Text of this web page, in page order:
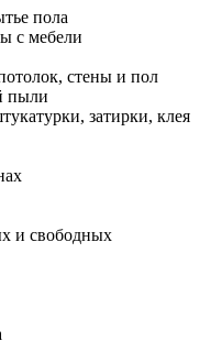
пола
с мебели
стены и пол
пыли
затирки, клея
и свободных